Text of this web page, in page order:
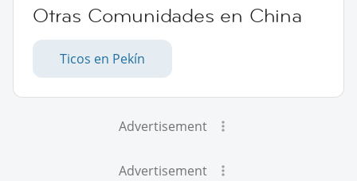
Otras Comunidades en China
Ticos en Pekín
Advertisement
Advertisement